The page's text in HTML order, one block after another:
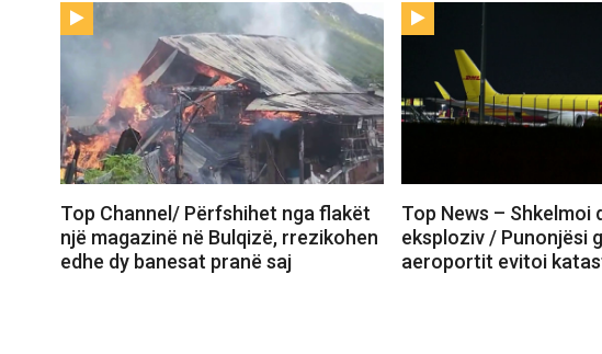
Top Channel/ Përfshihet nga flakët
një magazinë në Bulqizë, rrezikohen
edhe dy banesat pranë saj
Top News – Shkelmoi
eksploziv / Punonjësi
aeroportit evitoi